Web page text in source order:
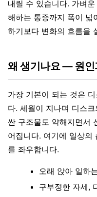
내릴 수 있습니다. 가벼
해하는 통증까지 폭이 넓
하기보다 변화의 흐름을
왜 생기나요 — 원인
가장 기본이 되는 것은
다. 세월이 지나며 디스
싼 구조물도 약해지면서
어집니다. 여기에 일상의
를 좌우합니다.
오래 앉아 일하
구부정한 자세,